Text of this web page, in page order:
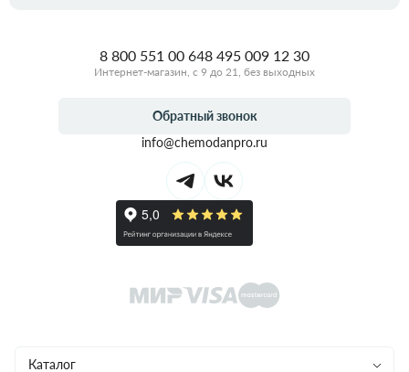
Каталог
8 800 551 00 648 495 009 12 30
Интернет-магазин, с 9 до 21, без выходных
Обратный звонок
info@chemodanpro.ru